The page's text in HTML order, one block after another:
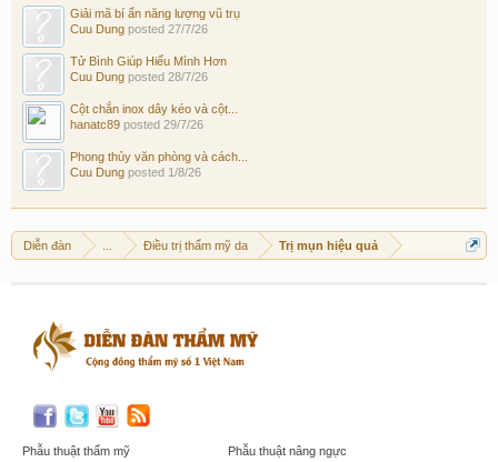
Giải mã bí ẩn năng lượng vũ trụ
Cuu Dung posted 27/7/26
Tử Bình Giúp Hiểu Mình Hơn
Cuu Dung posted 28/7/26
Cột chắn inox dây kéo và cột...
hanatc89 posted 29/7/26
Phong thủy văn phòng và cách...
Cuu Dung posted 1/8/26
Diễn đàn Điều trị thẩm mỹ da Trị mụn hiệu quả
Phẫu thuật thẩm mỹ
Phẫu thuật nâng ngực